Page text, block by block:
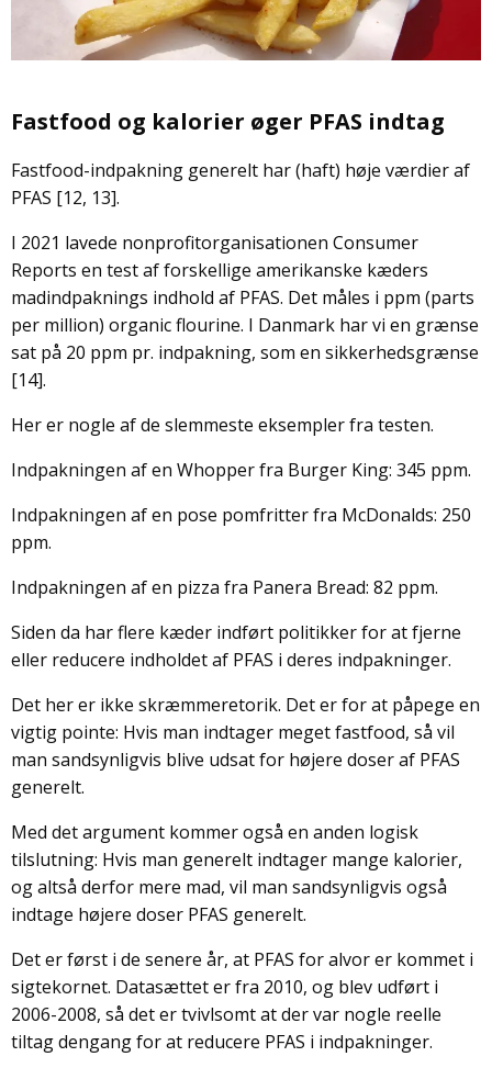
Fastfood og kalorier øger PFAS indtag
Fastfood-indpakning generelt har (haft) høje værdier af
PFAS [12, 13].
I 2021 lavede nonprofitorganisationen Consumer
Reports en test af forskellige amerikanske kæders
madindpaknings indhold af PFAS. Det måles i ppm (parts
per million) organic flourine. I Danmark har vi en grænse
sat på 20 ppm pr. indpakning, som en sikkerhedsgrænse
[14].
Her er nogle af de slemmeste eksempler fra testen.
Indpakningen af en Whopper fra Burger King: 345 ppm.
Indpakningen af en pose pomfritter fra McDonalds: 250
ppm.
Indpakningen af en pizza fra Panera Bread: 82 ppm.
Siden da har flere kæder indført politikker for at fjerne
eller reducere indholdet af PFAS i deres indpakninger.
Det her er ikke skræmmeretorik. Det er for at påpege en
vigtig pointe: Hvis man indtager meget fastfood, så vil
man sandsynligvis blive udsat for højere doser af PFAS
generelt.
Med det argument kommer også en anden logisk
tilslutning: Hvis man generelt indtager mange kalorier,
og altså derfor mere mad, vil man sandsynligvis også
indtage højere doser PFAS generelt.
Det er først i de senere år, at PFAS for alvor er kommet i
sigtekornet. Datasættet er fra 2010, og blev udført i
2006-2008, så det er tvivlsomt at der var nogle reelle
tiltag dengang for at reducere PFAS i indpakninger.